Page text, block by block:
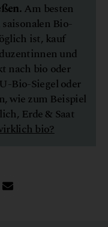
Am besten
Bio-
ist, kauf
und
nach bio oder
Bio-Siegel oder
wie zum Beispiel
Erde & Saat
bio?